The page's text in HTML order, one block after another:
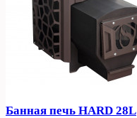
Банная печь HARD 28L